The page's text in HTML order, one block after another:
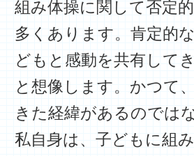
組み体操に関して否定
多くあります。肯定的
どもと感動を共有して
と想像します。かつて
きた経緯があるのでは
私自身は、子どもに組